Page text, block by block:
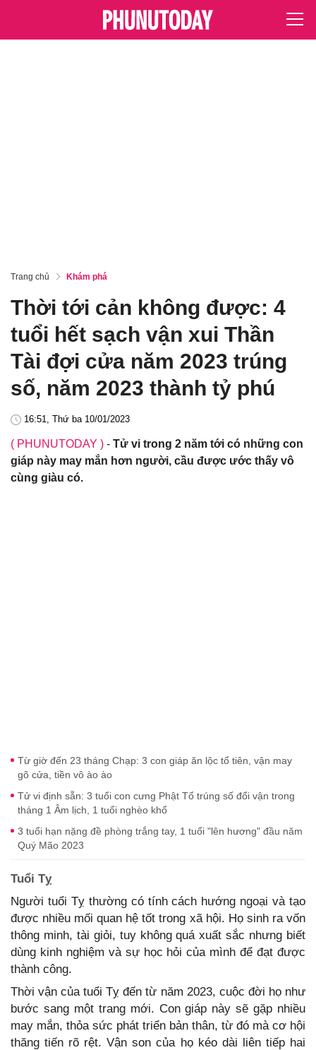
Trang chủ Khám phá
Thời tới cản không được: 4
tuổi hết sạch vận xui Thần
Tài đợi cửa năm 2023 trúng
số, năm 2023 thành tỷ phú
16:51, Thứ ba 10/01/2023
( PHUNUTODAY ) - Tử vi trong 2 năm tới có những con
giáp này may mắn hơn người, cầu được ước thấy vô
cùng giàu có.
Từ giờ đến 23 tháng Chạp: 3 con giáp ăn lộc tổ tiên, vận may
gõ cửa, tiền vô ào ào
Tử vi định sẵn: 3 tuổi con cưng Phật Tổ trúng số đổi vận trong
tháng 1 Âm lịch, 1 tuổi nghèo khổ
3 tuổi hạn nặng đề phòng trắng tay, 1 tuổi "lên hương" đầu năm
Quý Mão 2023
Tuổi Tỵ
Người tuổi Tỵ thường có tính cách hướng ngoại và tạo
được nhiều mối quan hệ tốt trong xã hội. Họ sinh ra vốn
thông minh, tài giỏi, tuy không quá xuất sắc nhưng biết
dùng kinh nghiệm và sự học hỏi của mình để đạt được
thành công.
Thời vận của tuổi Tỵ đến từ năm 2023, cuộc đời họ như
bước sang một trang mới. Con giáp này sẽ gặp nhiều
may mắn, thỏa sức phát triển bản thân, từ đó mà cơ hội
thăng tiến rõ rệt. Vận son của họ kéo dài liên tiếp hai